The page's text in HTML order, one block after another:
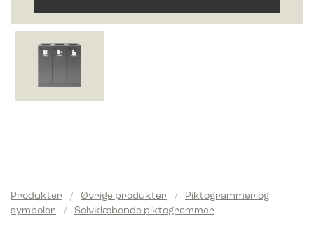
Produkter / Øvrige produkter /
Piktogrammer og
symboler
/ Selvklæbende piktogrammer